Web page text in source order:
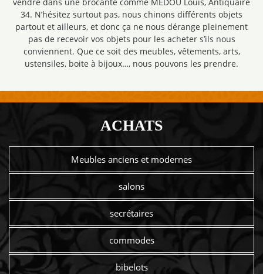
34. N’hésitez surtout pas, nous chinons différents objets
partout et ailleurs, et donc ça ne nous dérange pleinement
pas de recevoir vos objets pour les acheter s’ils nous
conviennent. Que ce soit des meubles, vêtements, arts,
ustensiles, boite à bijoux…, nous pouvons les prendre.
ACHATS
Meubles anciens et modernes
salons
secrétaires
commodes
bibelots